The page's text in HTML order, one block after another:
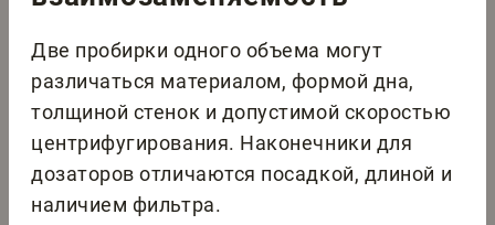
Две пробирки одного объема могут
различаться материалом, формой дна,
толщиной стенок и допустимой скоростью
центрифугирования. Наконечники для
дозаторов отличаются посадкой, длиной и
наличием фильтра.